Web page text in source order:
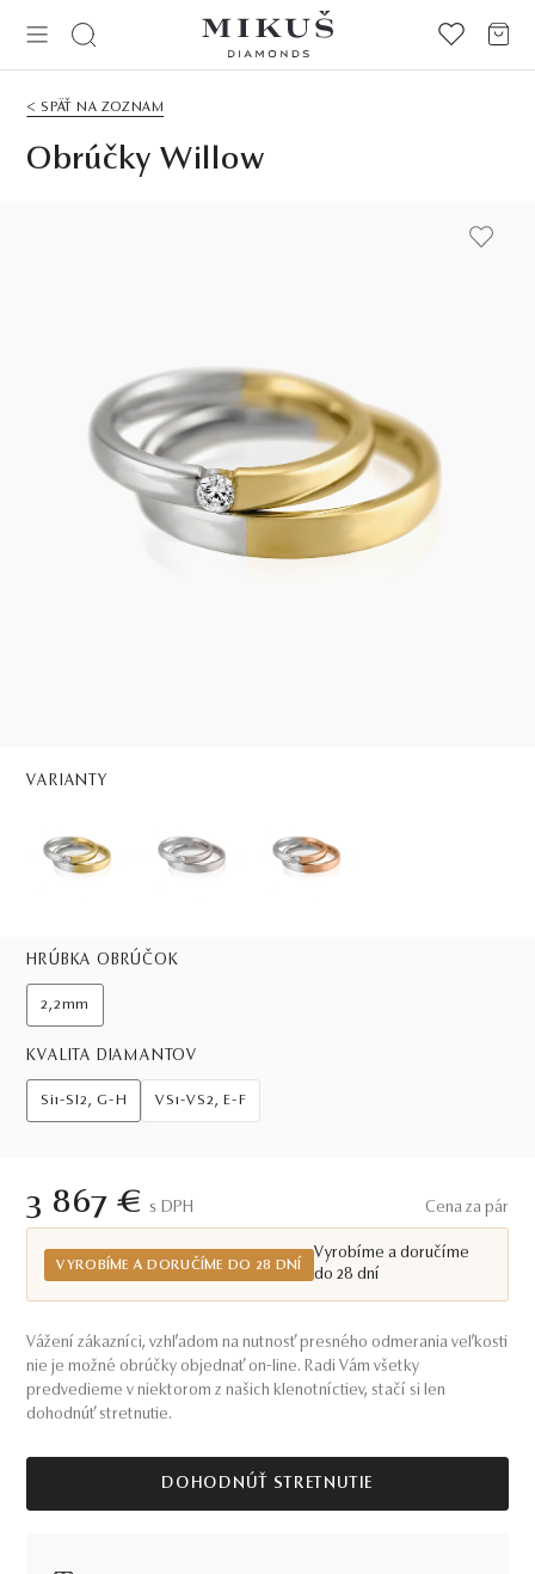
< SPÄŤ NA ZOZNAM
Obrúčky Willow
VARIANTY
HRÚBKA OBRÚČOK
2,2mm
KVALITA DIAMANTOV
Si1-SI2, G-H VS1-VS2, E-F
3 867 € S DPH Cena za pár
VYROBÍME A DORUČÍME DO 28 DNÍ
Vyrobíme a doručíme
do 28 dní
Vážení zákazníci, vzhľadom na nutnosť presného odmerania veľkosti
nie je možné obrúčky objednať on-line. Radi Vám všetky
predvedieme v niektorom z našich klenotníctiev, stačí si len
dohodnúť stretnutie.
DOHODNÚŤ STRETNUTIE